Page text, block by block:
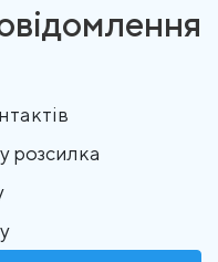
розсилка